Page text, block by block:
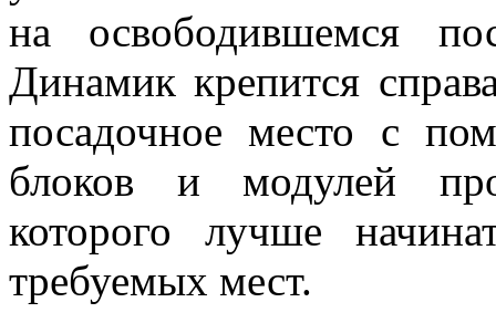
на освободившемся
Динамик крепится
посадочное место с
блоков и модулей
которого лучше
требуемых мест.